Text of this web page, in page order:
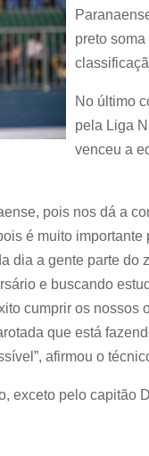
preto
No último
pela Liga
venceu a
pois nos dá a
é muito
dia a gente parte do
e buscando
cumprir os nossos
que está
afirmou o
exceto pelo capitão